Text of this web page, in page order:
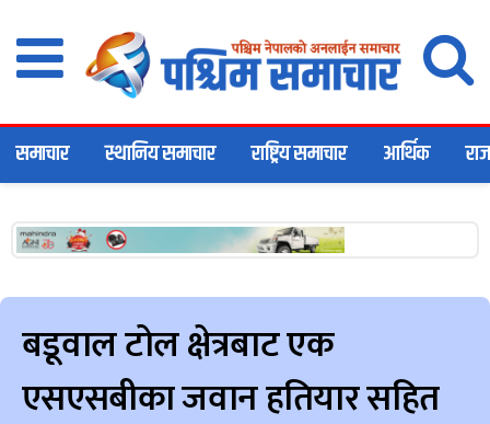
समाचार स्थानिय समाचार राष्ट्रिय समाचार आर्थिक
बडूवाल टोल क्षेत्रबाट एक
एसएसबीका जवान हतियार सहित